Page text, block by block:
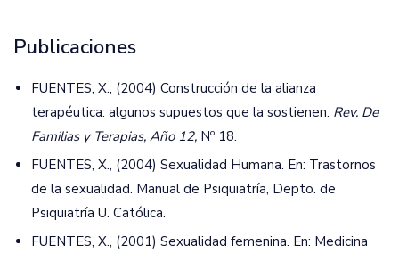
Publicaciones
FUENTES, X., (2004) Construcción de la alianza
terapéutica: algunos supuestos que la sostienen. Rev. De
Familias y Terapias, Año 12, Nº 18.
FUENTES, X., (2004) Sexualidad Humana. En: Trastornos
de la sexualidad. Manual de Psiquiatría, Depto. de
Psiquiatría U. Católica.
FUENTES, X., (2001) Sexualidad femenina. En: Medicina